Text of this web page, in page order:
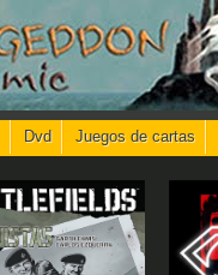
Dvd Juegos de cartas